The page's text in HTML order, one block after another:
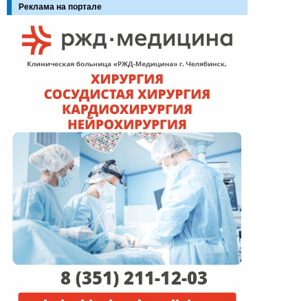
Реклама на портале